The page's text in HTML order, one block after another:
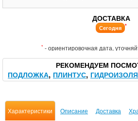
ДОСТАВКА
Сегодня *
* - ориентировочная дата,
РЕКОМЕНДУЕМ
ПОДЛОЖКА ПЛИНТУС
Характеристики Описание Доставка